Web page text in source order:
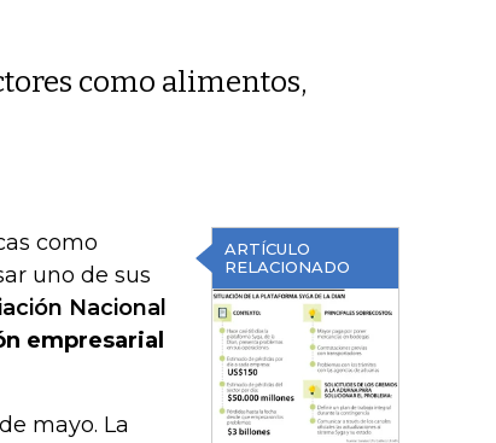
como alimentos,
ARTÍCULO
RELACIONADO
como
uno de sus
Nacional
empresarial
mayo. La